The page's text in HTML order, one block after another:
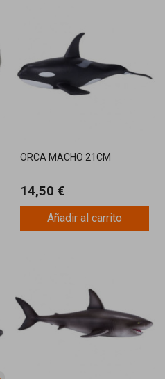
ORCA MACHO 21CM
14,50 €
Añadir al carrito